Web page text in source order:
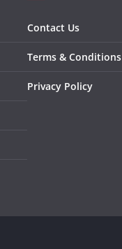
Contact Us
Terms & Conditions
Privacy Policy